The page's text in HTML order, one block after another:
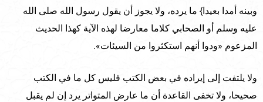
وبينه أمدا بعيدا} ما يرده، ولا يجوز أن يقول رسول الله صلى الله
عليه وسلم أو الصحابي كلاما معارضا لهذه الآية كهذا الحديث
المزعوم «ودوا أنهم استكثروا من السيئات».
ولا يلتفت إلى إيراده في بعض الكتب فليس كل ما في الكتب
صحيحا، ولا تخفى القاعدة أن ما عارض المتواتر يرد إن لم يقبل